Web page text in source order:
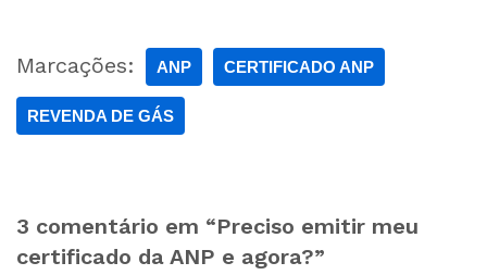
Marcações: ANP CERTIFICADO ANP
REVENDA DE GÁS
3 comentário em “Preciso emitir meu
certificado da ANP e agora?”